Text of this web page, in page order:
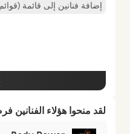
إضافة فنانين إلى قائمة
لقد منحوا هؤلاء الفنانين